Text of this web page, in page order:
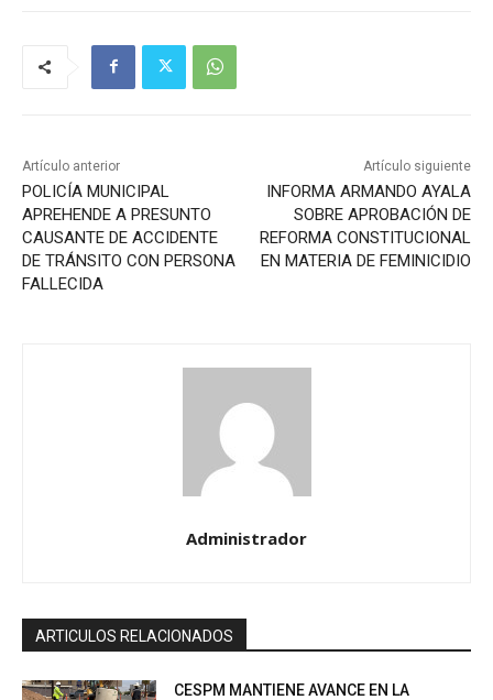
Artículo anterior
POLICÍA MUNICIPAL
APREHENDE A PRESUNTO
CAUSANTE DE ACCIDENTE
DE TRÁNSITO CON PERSONA
FALLECIDA
Artículo siguiente
INFORMA ARMANDO AYALA
SOBRE APROBACIÓN DE
REFORMA CONSTITUCIONAL
EN MATERIA DE FEMINICIDIO
Administrador
ARTICULOS RELACIONADOS
CESPM MANTIENE AVANCE EN LA